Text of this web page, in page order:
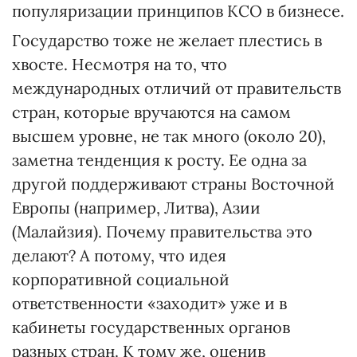
популяризации принципов КСО в бизнесе.
Государство тоже не желает плестись в
хвосте. Несмотря на то, что
международных отличий от правительств
стран, которые вручаются на самом
высшем уровне, не так много (около 20),
заметна тенденция к росту. Ее одна за
другой поддерживают страны Восточной
Европы (например, Литва), Азии
(Малайзия). Почему правительства это
делают? А потому, что идея
корпоративной социальной
ответственности «заходит» уже и в
кабинеты государственных органов
разных стран. К тому же, оценив